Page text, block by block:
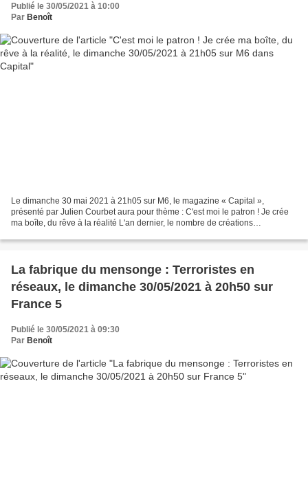
Publié le 30/05/2021 à 10:00
Par Benoît
Le dimanche 30 mai 2021 à 21h05 sur M6, le magazine « Capital »,
présenté par Julien Courbet aura pour thème : C'est moi le patron ! Je crée
ma boîte, du rêve à la réalité L'an dernier, le nombre de créations
La fabrique du mensonge : Terroristes en
réseaux, le dimanche 30/05/2021 à 20h50 sur
France 5
Publié le 30/05/2021 à 09:30
Par Benoît